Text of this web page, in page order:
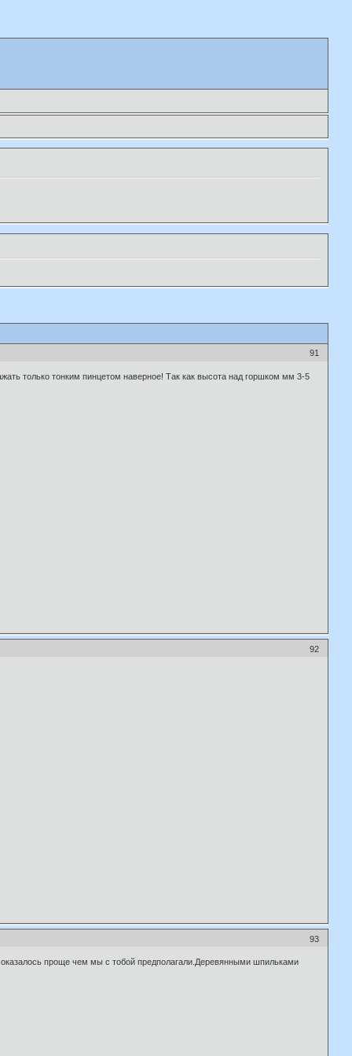
91
только тонким пинцетом наверное! Так как высота над горшком мм 3-5
92
93
проще чем мы с тобой предполагали.Деревянными шпильками